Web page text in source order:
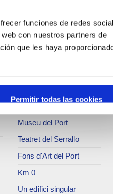
funciones de redes
con nuestros partners de
que les haya
Permitir todas las cookies
Port i Ciutat
Parc del Port
Museu del Port
Teatret del Serrallo
Fons d'Art del Port
Km 0
Un edifici singular